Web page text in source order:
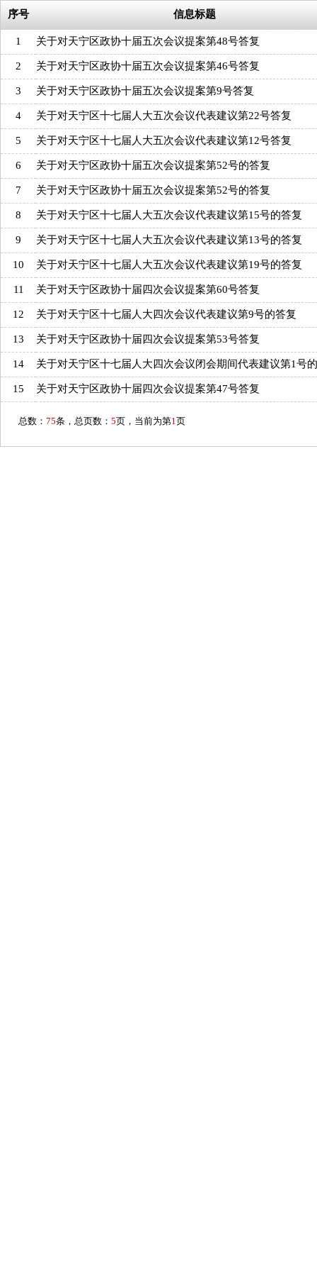
序号 信息标题
1 关于对天宁区政协十届五次会议提案第48号答复
2 关于对天宁区政协十届五次会议提案第46号答复
3 关于对天宁区政协十届五次会议提案第9号答复
4 关于对天宁区十七届人大五次会议代表建议第22号答复
5 关于对天宁区十七届人大五次会议代表建议第12号答复
6 关于对天宁区政协十届五次会议提案第52号的答复
7 关于对天宁区政协十届五次会议提案第52号的答复
8 关于对天宁区十七届人大五次会议代表建议第15号的答复
9 关于对天宁区十七届人大五次会议代表建议第13号的答复
10 关于对天宁区十七届人大五次会议代表建议第19号的答复
11 关于对天宁区政协十届四次会议提案第60号答复
12 关于对天宁区十七届人大四次会议代表建议第9号的答复
13 关于对天宁区政协十届四次会议提案第53号答复
14 关于对天宁区十七届人大四次会议闭会期间代表建议第1号
15 关于对天宁区政协十届四次会议提案第47号答复
总数： 75条，总页数： 5页，当前为第1页